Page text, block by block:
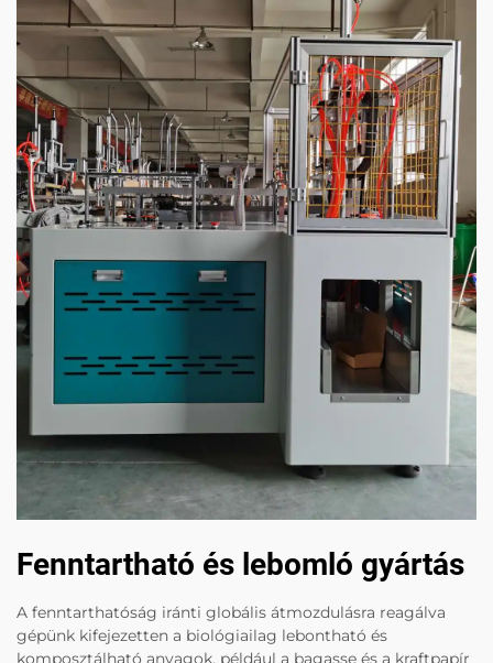
Fenntartható és lebomló gyártás
A fenntarthatóság iránti globális átmozdulásra reagálva
gépünk kifejezetten a biológiailag lebontható és
komposztálható anyagok, például a bagasse és a kraftpapír